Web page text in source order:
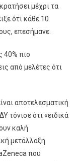
μέχρι τα
ότι κάθε 10
επεσήμανε.
40% πιο
από μελέτες ότι
αποτελεσματική
τόνισε ότι «ειδικά
καλή
μετάλλαξη
που